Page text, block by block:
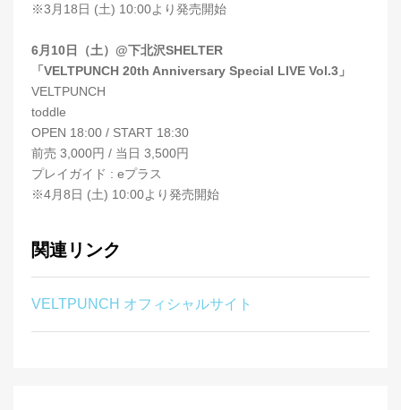
※3月18日 (土) 10:00より発売開始
6月10日（土）@下北沢SHELTER
「VELTPUNCH 20th Anniversary Special LIVE Vol.3」
VELTPUNCH
toddle
OPEN 18:00 / START 18:30
前売 3,000円 / 当日 3,500円
プレイガイド : eプラス
※4月8日 (土) 10:00より発売開始
関連リンク
VELTPUNCH オフィシャルサイト